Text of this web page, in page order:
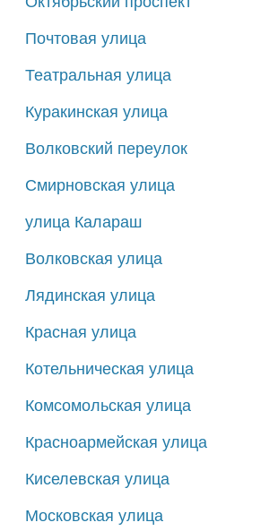
Почтовая улица
Театральная улица
Куракинская улица
Волковский переулок
Смирновская улица
улица Калараш
Волковская улица
Лядинская улица
Красная улица
Котельническая улица
Комсомольская улица
Красноармейская улица
Киселевская улица
Московская улица